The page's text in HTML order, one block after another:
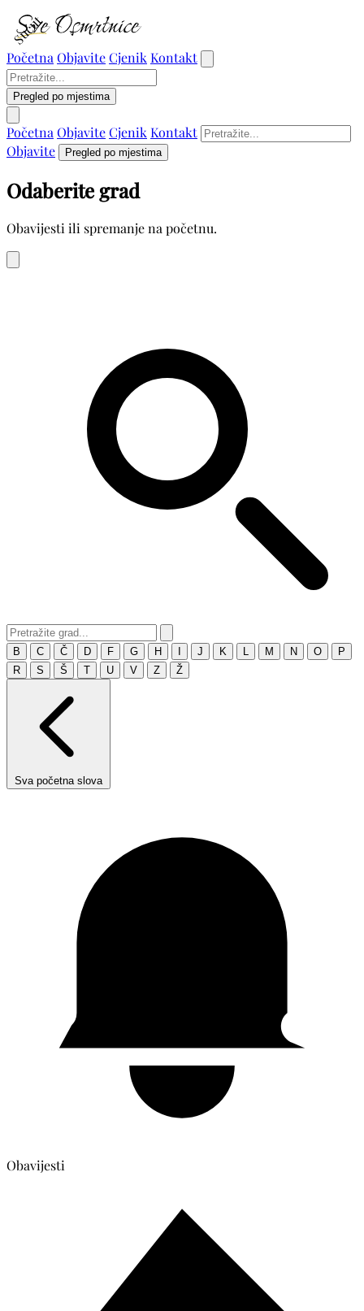
Početna ObjaviteCjenik Kontakt
Pregled po mjestima
Početna ObjaviteCjenik Kontakt
Objavite
Pregled po mjestima
Odaberite grad
Obavijesti ili spremanje na početnu.
B C Č D F G H J K M N O
P
R
S Š T U V Z Ž
Sva početna slova
Obavijesti
Sućut